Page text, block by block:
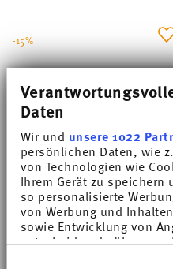
Daten
Wir und unsere 1022
persönlichen Daten, wie
von Technologien wie
Ihrem Gerät zu speichern
so personalisierte
von Werbung und
sowie Entwicklung von
entscheiden darüber, wer
TRIC ROSÉ SMOKE
-15%